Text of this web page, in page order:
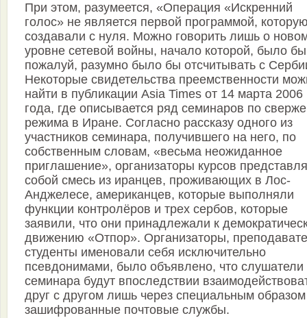
При этом, разумеется, «Операция «Искренний
голос» не является первой программой,
создавали с нуля. Можно говорить лишь о
уровне сетевой войны, начало которой, было
пожалуй, разумно было бы отсчитывать с
Некоторые свидетельства преемственности
найти в публикации Asia Times от 14 марта 2006
года, где описывается ряд семинаров по
режима в Иране. Согласно рассказу одного из
участников семинара, получившего на него, по
собственным словам, «весьма неожиданное
приглашение», организаторы курсов
собой смесь из иранцев, проживающих в Лос-
Анджелесе, американцев, которые выполняли
функции контролёров и трех сербов, которые
заявили, что они принадлежали к
движению «Отпор». Организаторы,
студенты именовали себя исключительно
псевдонимами, было объявлено, что слушатели
семинара будут впоследствии
друг с другом лишь через специальным образом
зашифрованные почтовые службы.